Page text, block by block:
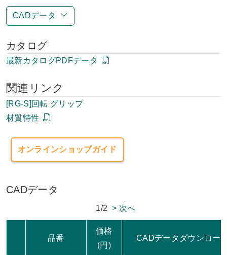
CADデータ
カタログ
最新カタログPDFデータ
関連リンク
[RG-S]回転 グリップ
材質特性
オンラインショップガイド
CADデータ
1/2 > 次へ
品番
価格
(円)
CADデータダウンロー